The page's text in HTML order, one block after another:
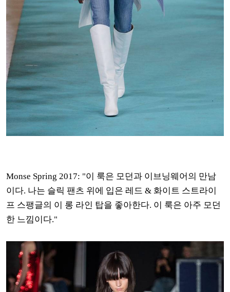
Monse Spring 2017: "이 룩은 모던과 이브닝웨어의 만남
이다. 나는 슬릭 팬츠 위에 입은 레드 & 화이트 스트라이
프 스팽글의 이 롱 라인 탑을 좋아한다. 이 룩은 아주 모던
한 느낌이다."